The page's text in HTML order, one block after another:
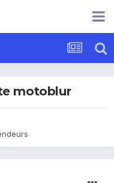
motoblur